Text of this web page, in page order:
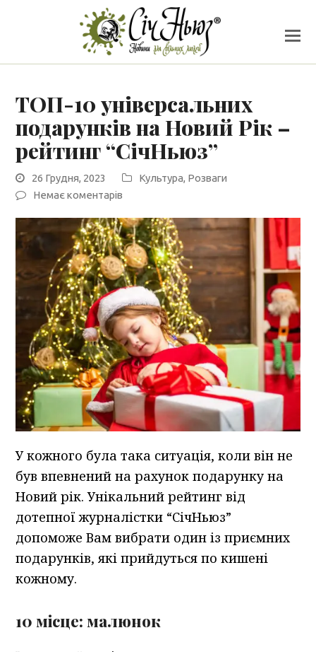
ТОП-10 універсальних
подарунків на Новий Рік –
рейтинг “СічНьюз”
26 Грудня, 2023 Культура, Розваги
Немає коментарів
У кожного була така ситуація, коли він не
був впевнений на рахунок подарунку на
Новий рік. Унікальний рейтинг від
дотепної журналістки “СічНьюз”
допоможе Вам вибрати один із приємних
подарунків, які прийдуться по кишені
кожному.
10 місце: малюнок